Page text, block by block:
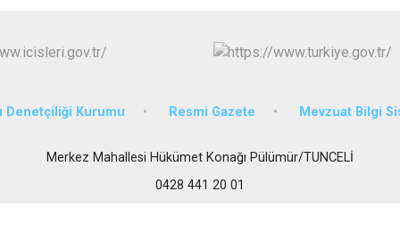
Pülümür
Denetçiliği Kurumu Resmi Gazete Mevzuat Bilgi
Merkez Mahallesi Hükümet Konağı Pülümür/TUNCELİ
0428 441 20 01